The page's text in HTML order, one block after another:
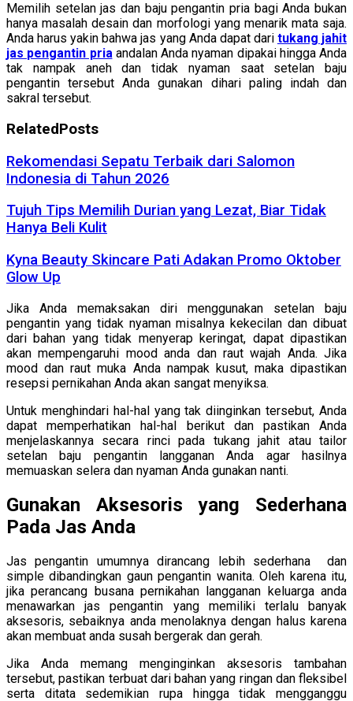
Memilih setelan jas dan baju pengantin pria bagi Anda bukan
hanya masalah desain dan morfologi yang menarik mata saja.
Anda harus yakin bahwa jas yang Anda dapat dari tukang jahit
jas pengantin priaandalan Anda nyaman dipakai hingga Anda
tak nampak aneh dan tidak nyaman saat setelan baju
pengantin tersebut Anda gunakan dihari paling indah dan
sakral tersebut.
RelatedPosts
Rekomendasi Sepatu Terbaik dari Salomon
Indonesia di Tahun 2026
Tujuh Tips Memilih Durian yang Lezat, Biar Tidak
Hanya Beli Kulit
Kyna Beauty Skincare Pati Adakan Promo Oktober
Glow Up
Jika Anda memaksakan diri menggunakan setelan baju
pengantin yang tidak nyaman misalnya kekecilan dan dibuat
dari bahan yang tidak menyerap keringat, dapat dipastikan
akan mempengaruhi mood anda dan raut wajah Anda. Jika
mood dan raut muka Anda nampak kusut, maka dipastikan
resepsi pernikahan Anda akan sangat menyiksa.
Untuk menghindari hal-hal yang tak diinginkan tersebut, Anda
dapat memperhatikan hal-hal berikut dan pastikan Anda
menjelaskannya secara rinci pada tukang jahit atau tailor
setelan baju pengantin langganan Anda agar hasilnya
memuaskan selera dan nyaman Anda gunakan nanti.
Gunakan Aksesoris yang Sederhana
Pada Jas Anda
Jas pengantin umumnya dirancang lebih sederhana dan
simple dibandingkan gaun pengantin wanita. Oleh karena itu,
jika perancang busana pernikahan langganan keluarga anda
menawarkan jas pengantin yang memiliki terlalu banyak
aksesoris, sebaiknya anda menolaknya dengan halus karena
akan membuat anda susah bergerak dan gerah.
Jika Anda memang menginginkan aksesoris tambahan
tersebut, pastikan terbuat dari bahan yang ringan dan fleksibel
serta ditata sedemikian rupa hingga tidak mengganggu